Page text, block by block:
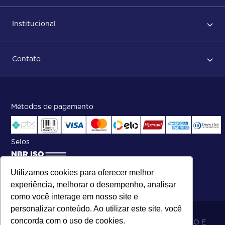
Utilizamos cookies para oferecer melhor
experiência, melhorar o desempenho, analisar
como você interage em nosso site e
personalizar conteúdo. Ao utilizar este site, você
concorda com o uso de cookies.
Após conclusão do pedido
Status do pedido e acompanhamento da entrega
Institucional
ISO
Contato
Central de atendimento:
Telefone:(27) 2121-9000
Segunda a Sexta das 8h às 17h30
Métodos de pagamento
Selos
06.698.001/0002-19 - MB 5 COMÉRCIO IMPORTAÇÃO E